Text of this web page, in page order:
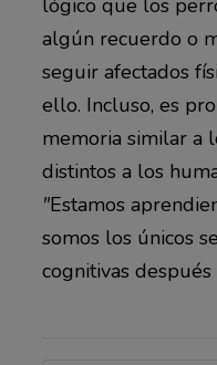
lógico que los
algún recuerdo o
seguir afectados
ello. Incluso, es
memoria similar a
distintos a los
"Estamos
somos los únicos
cognitivas